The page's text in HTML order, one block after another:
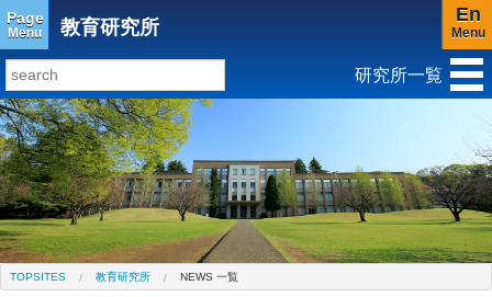
Page
Menu 教育研究所
En
Menu
研究所トップ 教育研究所
キリスト教と文化研究所 アジア文化研究所
平和研究所 ジェンダー研究センター
研究所一覧
TOPSITES 教育研究所 NEWS 一覧